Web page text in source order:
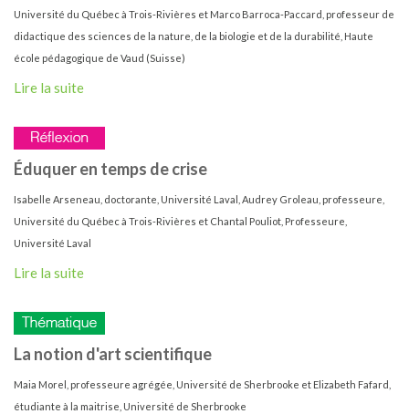
Université du Québec à Trois-Rivières et Marco Barroca-Paccard, professeur de
didactique des sciences de la nature, de la biologie et de la durabilité, Haute
école pédagogique de Vaud (Suisse)
Lire la suite
Éduquer en temps de crise
Isabelle Arseneau, doctorante, Université Laval, Audrey Groleau, professeure,
Université du Québec à Trois-Rivières et Chantal Pouliot, Professeure,
Université Laval
Lire la suite
La notion d'art scientifique
Maia Morel, professeure agrégée, Université de Sherbrooke et Elizabeth Fafard,
étudiante à la maitrise, Université de Sherbrooke